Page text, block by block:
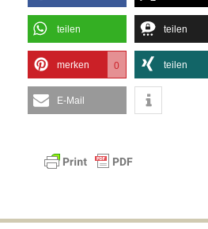
teilen teilen
merken 0 teilen
E-Mail